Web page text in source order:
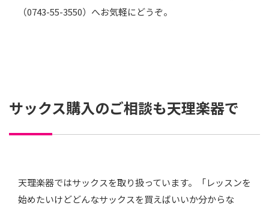
（0743-55-3550）へお気軽にどうぞ。
サックス購入のご相談も天理楽器で
天理楽器ではサックスを取り扱っています。「レッスンを
始めたいけどどんなサックスを買えばいいか分からな